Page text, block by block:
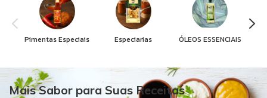
Pimentas Especiais Especiarias ÓLEOS ESSENCIAIS
Mais Sabor para Suas Receitas